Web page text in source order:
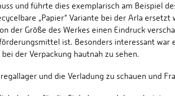
und führte dies exemplarisch am Beispiel
„Papier“ Variante bei der Arla ersetzt
der Größe des Werkes einen Eindruck
ist. Besonders interessant war
der Verpackung hautnah zu sehen.
und die Verladung zu schauen und